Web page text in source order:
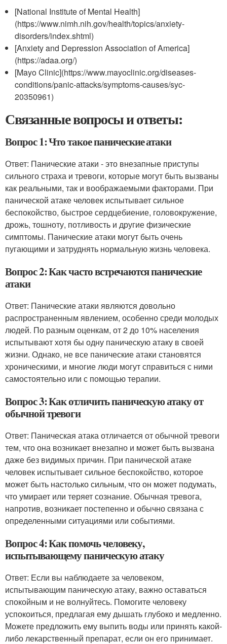
[National Institute of Mental Health]
(https://www.nimh.nih.gov/health/topics/anxiety-
disorders/index.shtml)
[Anxiety and Depression Association of America]
(https://adaa.org/)
[Mayo Clinic](https://www.mayoclinic.org/diseases-
conditions/panic-attacks/symptoms-causes/syc-
20350961)
Связанные вопросы и ответы:
Вопрос 1: Что такое панические атаки
Ответ: Панические атаки - это внезапные приступы
сильного страха и тревоги, которые могут быть вызваны
как реальными, так и воображаемыми факторами. При
панической атаке человек испытывает сильное
беспокойство, быстрое сердцебиение, головокружение,
дрожь, тошноту, потливость и другие физические
симптомы. Панические атаки могут быть очень
пугающими и затруднять нормальную жизнь человека.
Вопрос 2: Как часто встречаются панические
атаки
Ответ: Панические атаки являются довольно
распространенным явлением, особенно среди молодых
людей. По разным оценкам, от 2 до 10% населения
испытывают хотя бы одну паническую атаку в своей
жизни. Однако, не все панические атаки становятся
хроническими, и многие люди могут справиться с ними
самостоятельно или с помощью терапии.
Вопрос 3: Как отличить паническую атаку от
обычной тревоги
Ответ: Паническая атака отличается от обычной тревоги
тем, что она возникает внезапно и может быть вызвана
даже без видимых причин. При панической атаке
человек испытывает сильное беспокойство, которое
может быть настолько сильным, что он может подумать,
что умирает или теряет сознание. Обычная тревога,
напротив, возникает постепенно и обычно связана с
определенными ситуациями или событиями.
Вопрос 4: Как помочь человеку,
испытывающему паническую атаку
Ответ: Если вы наблюдаете за человеком,
испытывающим паническую атаку, важно оставаться
спокойным и не волнуйтесь. Помогите человеку
успокоиться, предлагая ему дышать глубоко и медленно.
Можете предложить ему выпить воды или принять какой-
либо лекарственный препарат, если он его принимает.